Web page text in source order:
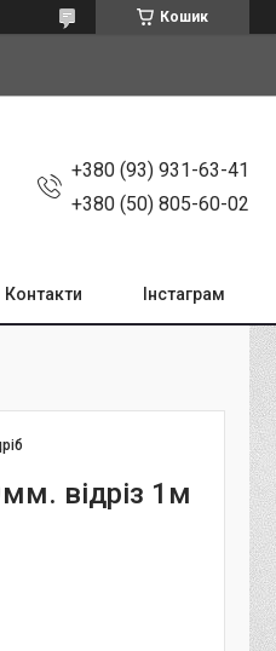
Кошик
+380 (93) 931-63-41
+380 (50) 805-60-02
Контакти Інстаграм
відріз 1м